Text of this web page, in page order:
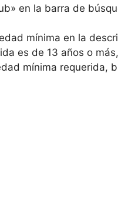
en la barra de
mínima en la
es de 13 años o
mínima ⁣requerida,